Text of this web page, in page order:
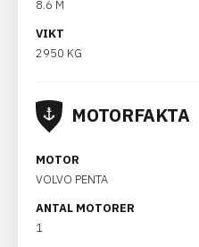
8.6 M
VIKT
2950 KG
MOTORFAKTA
MOTOR
VOLVO PENTA
ANTAL MOTORER
1